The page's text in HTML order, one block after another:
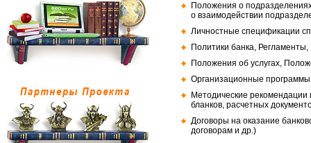
Положения о
о взаимодействии
Личностные спецификации
Политики банка,
Положения об услугах,
Организационные
Методические
бланков, расчетных
Договоры на оказание
договорам и др.)